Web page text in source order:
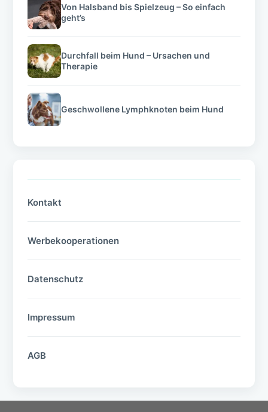
Von Halsband bis Spielzeug – So einfach
geht’s
Durchfall beim Hund – Ursachen und
Therapie
Geschwollene Lymphknoten beim Hund
Kontakt
Werbekooperationen
Datenschutz
Impressum
AGB